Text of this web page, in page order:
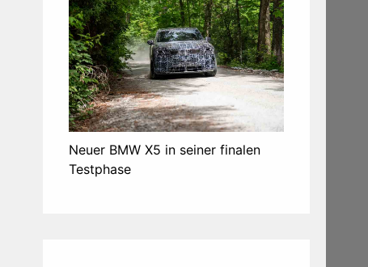
Neuer BMW X5 in seiner finalen
Testphase